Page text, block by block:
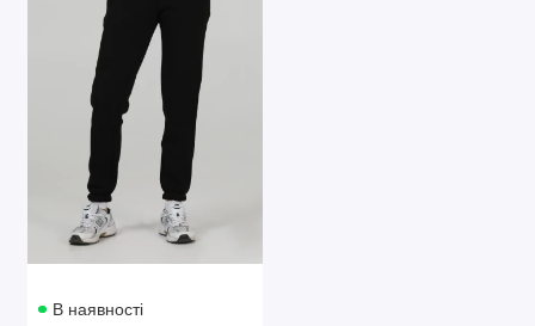
В наявності